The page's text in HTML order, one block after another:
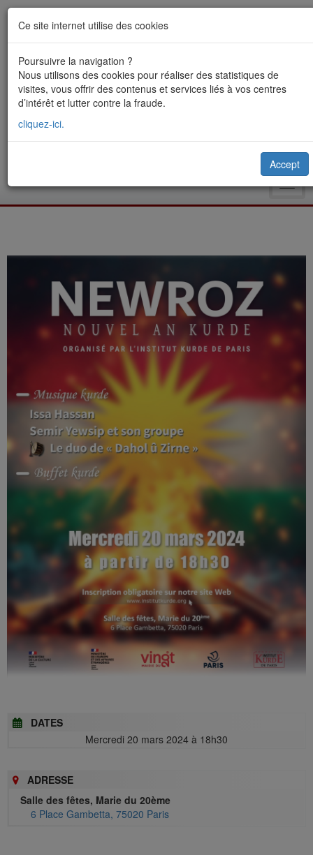
DATES
Mercredi 20 mars 2024 à 18h30
ADRESSE
Salle des fêtes, Marie du 20ème
6 Place Gambetta, 75020 Paris
Ce site internet utilise des cookies
Poursuivre la navigation ?
Nous utilisons des cookies pour réaliser des statistiques de
visites, vous offrir des contenus et services liés à vos centres
d’intérêt et lutter contre la fraude.
cliquez-ici.
Accept